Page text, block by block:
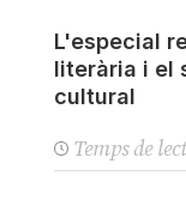
L'especial
literària i el
cultural
Temps de